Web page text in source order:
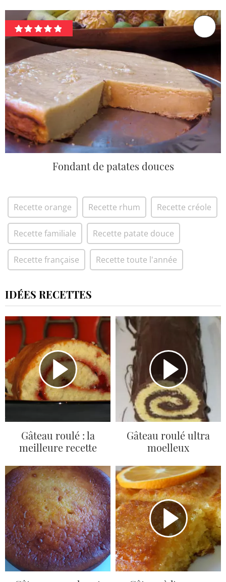
Fondant de patates douces
Recette orange Recette rhum Recette créole
Recette familiale Recette patate douce
Recette française Recette toute l'année
IDÉES RECETTES
Gâteau roulé : la
meilleure recette
Gâteau roulé ultra
moelleux